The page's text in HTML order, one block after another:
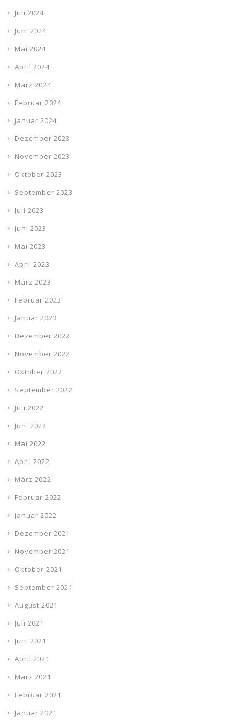
Juli 2024
Juni 2024
Mai 2024
April 2024
März 2024
Februar 2024
Januar 2024
Dezember 2023
November 2023
Oktober 2023
September 2023
Juli 2023
Juni 2023
Mai 2023
April 2023
März 2023
Februar 2023
Januar 2023
Dezember 2022
November 2022
Oktober 2022
September 2022
Juli 2022
Juni 2022
Mai 2022
April 2022
März 2022
Februar 2022
Januar 2022
Dezember 2021
November 2021
Oktober 2021
September 2021
August 2021
Juli 2021
Juni 2021
April 2021
März 2021
Februar 2021
Januar 2021